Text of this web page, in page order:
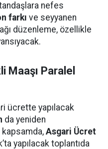
nefes
farkı ve seyyanen
düzenleme, özellikle
Maaşı Paralel
ücrette yapılacak
da yeniden
kapsamda,Asgari Ücret
yapılacak toplantıda